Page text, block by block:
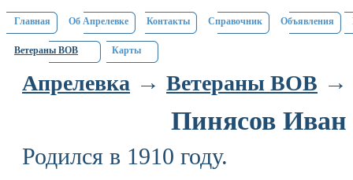
Главная Об Апрелевке Контакты Справочник Объявления
Ветераны ВОВ Карты
Апрелевка → Ветераны ВОВ →
Пинясов
Родился в 1910 году.